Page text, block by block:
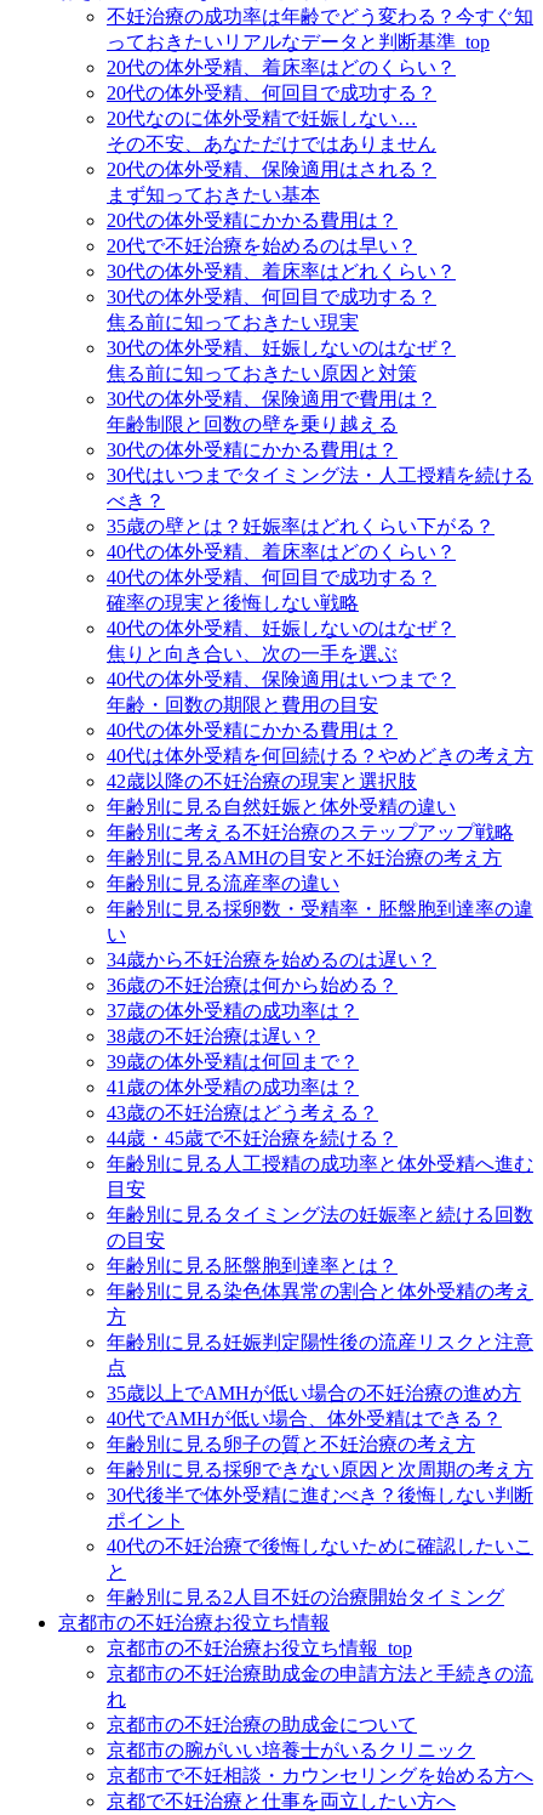
不妊治療の成功率は年齢でどう変わる？今すぐ知
っておきたいリアルなデータと判断基準_top
20代の体外受精、着床率はどのくらい？
20代の体外受精、何回目で成功する？
20代なのに体外受精で妊娠しない…
その不安、あなただけではありません
20代の体外受精、保険適用はされる？
まず知っておきたい基本
20代の体外受精にかかる費用は？
20代で不妊治療を始めるのは早い？
30代の体外受精、着床率はどれくらい？
30代の体外受精、何回目で成功する？
焦る前に知っておきたい現実
30代の体外受精、妊娠しないのはなぜ？
焦る前に知っておきたい原因と対策
30代の体外受精、保険適用で費用は？
年齢制限と回数の壁を乗り越える
30代の体外受精にかかる費用は？
30代はいつまでタイミング法・人工授精を続ける
べき？
35歳の壁とは？妊娠率はどれくらい下がる？
40代の体外受精、着床率はどのくらい？
40代の体外受精、何回目で成功する？
確率の現実と後悔しない戦略
40代の体外受精、妊娠しないのはなぜ？
焦りと向き合い、次の一手を選ぶ
40代の体外受精、保険適用はいつまで？
年齢・回数の期限と費用の目安
40代の体外受精にかかる費用は？
40代は体外受精を何回続ける？やめどきの考え方
42歳以降の不妊治療の現実と選択肢
年齢別に見る自然妊娠と体外受精の違い
年齢別に考える不妊治療のステップアップ戦略
年齢別に見るAMHの目安と不妊治療の考え方
年齢別に見る流産率の違い
年齢別に見る採卵数・受精率・胚盤胞到達率の違
い
34歳から不妊治療を始めるのは遅い？
36歳の不妊治療は何から始める？
37歳の体外受精の成功率は？
38歳の不妊治療は遅い？
39歳の体外受精は何回まで？
41歳の体外受精の成功率は？
43歳の不妊治療はどう考える？
44歳・45歳で不妊治療を続ける？
年齢別に見る人工授精の成功率と体外受精へ進む
目安
年齢別に見るタイミング法の妊娠率と続ける回数
の目安
年齢別に見る胚盤胞到達率とは？
年齢別に見る染色体異常の割合と体外受精の考え
方
年齢別に見る妊娠判定陽性後の流産リスクと注意
点
35歳以上でAMHが低い場合の不妊治療の進め方
40代でAMHが低い場合、体外受精はできる？
年齢別に見る卵子の質と不妊治療の考え方
年齢別に見る採卵できない原因と次周期の考え方
30代後半で体外受精に進むべき？後悔しない判断
ポイント
40代の不妊治療で後悔しないために確認したいこ
と
年齢別に見る2人目不妊の治療開始タイミング
京都市の不妊治療お役立ち情報
京都市の不妊治療お役立ち情報_top
京都市の不妊治療助成金の申請方法と手続きの流
れ
京都市の不妊治療の助成金について
京都市の腕がいい培養士がいるクリニック
京都市で不妊相談・カウンセリングを始める方へ
京都で不妊治療と仕事を両立したい方へ